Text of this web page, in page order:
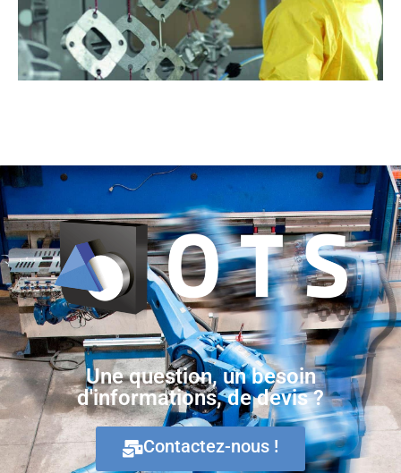
Une question, un besoin
d'informations, de devis ?
Contactez-nous !